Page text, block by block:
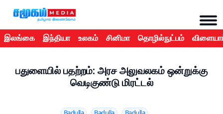
இலங்கை இந்தியா உலகம் சினிமா தொழில்நுட்பம்
பதுளையில் பதற்றம்: அரச அலுவலகம் ஒன்றுக்கு
வெடிகுண்டு மிரட்டல்